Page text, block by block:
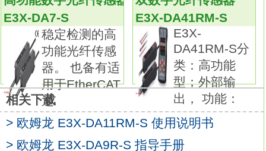
分类：耐水型。
连接方式：接插件型（M8接插件）。
功能、性能：保护结构： IP66。
输出方式：NPN输出。
低反射检测体及大型检测体也以业界最高级别
的压倒性功率进行稳定检测。采用可见光点的
红色LED 。
即使在远处也能一目了然的大指示灯。
提高操作性能(灵敏度调节旋钮、动作模式切换
E3X-DA7-S
稳定检测的高
功能光纤传感
器。 也备有适
用于EtherCAT
通
E3X-DA41RM-S
E3X-
DA41RM-S分
类：高功能
型；外部输
出， 功能：
相关下载
> 欧姆龙 E3X-DA11RM-S 使用说明书
> 欧姆龙 E3X-DA9R-S 指导手册